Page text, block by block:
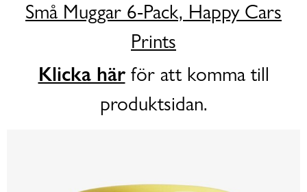
Små Muggar 6-Pack, Happy Cars
Prints
Klicka härför att komma till
produktsidan.